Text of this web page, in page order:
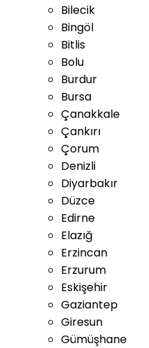
Bilecik
Bingöl
Bitlis
Bolu
Burdur
Bursa
Çanakkale
Çankırı
Çorum
Denizli
Diyarbakır
Düzce
Edirne
Elazığ
Erzincan
Erzurum
Eskişehir
Gaziantep
Giresun
Gümüşhane